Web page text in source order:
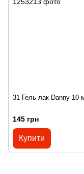
31 Гель лак Danny 10
145 грн
Купити